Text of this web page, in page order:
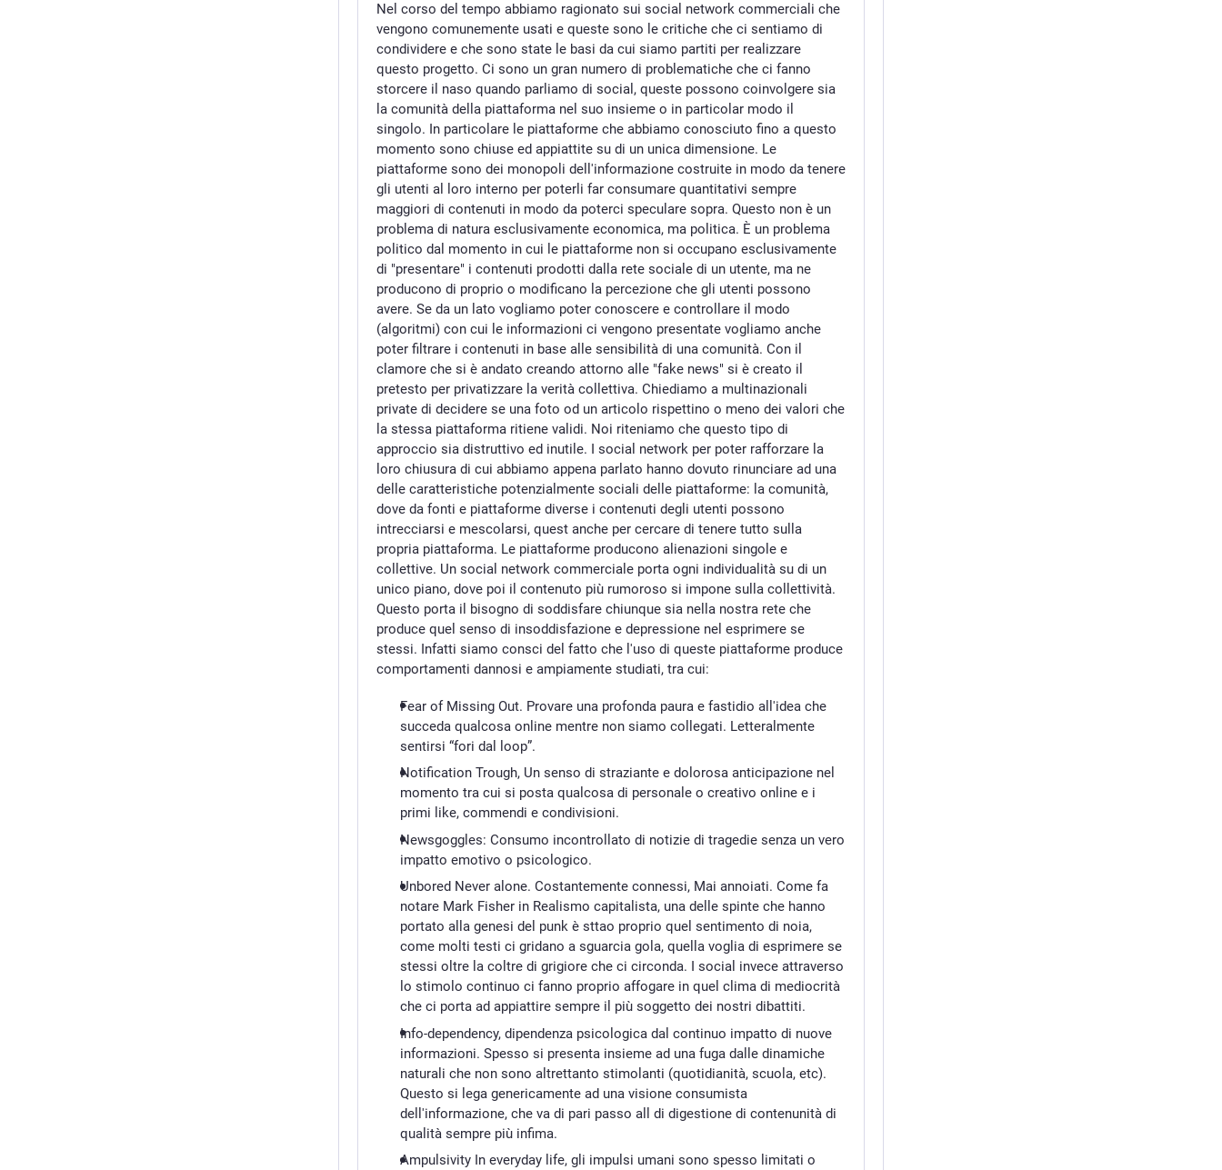
Nel corso del tempo abbiamo ragionato sui social network commerciali che
vengono comunemente usati e queste sono le critiche che ci sentiamo di
condividere e che sono state le basi da cui siamo partiti per realizzare
questo progetto. Ci sono un gran numero di problematiche che ci fanno
storcere il naso quando parliamo di social, queste possono coinvolgere sia
la comunità della piattaforma nel suo insieme o in particolar modo il
singolo. In particolare le piattaforme che abbiamo conosciuto fino a questo
momento sono chiuse ed appiattite su di un unica dimensione. Le
piattaforme sono dei monopoli dell'informazione costruite in modo da tenere
gli utenti al loro interno per poterli far consumare quantitativi sempre
maggiori di contenuti in modo da poterci speculare sopra. Questo non è un
problema di natura esclusivamente economica, ma politica. È un problema
politico dal momento in cui le piattaforme non si occupano esclusivamente
di "presentare" i contenuti prodotti dalla rete sociale di un utente, ma ne
producono di proprio o modificano la percezione che gli utenti possono
avere. Se da un lato vogliamo poter conoscere e controllare il modo
(algoritmi) con cui le informazioni ci vengono presentate vogliamo anche
poter filtrare i contenuti in base alle sensibilità di una comunità. Con il
clamore che si è andato creando attorno alle "fake news" si è creato il
pretesto per privatizzare la verità collettiva. Chiediamo a multinazionali
private di decidere se una foto od un articolo rispettino o meno dei valori che
la stessa piattaforma ritiene validi. Noi riteniamo che questo tipo di
approccio sia distruttivo ed inutile. I social network per poter rafforzare la
loro chiusura di cui abbiamo appena parlato hanno dovuto rinunciare ad una
delle caratteristiche potenzialmente sociali delle piattaforme: la comunità,
dove da fonti e piattaforme diverse i contenuti degli utenti possono
intrecciarsi e mescolarsi, quest anche per cercare di tenere tutto sulla
propria piattaforma. Le piattaforme producono alienazioni singole e
collettive. Un social network commerciale porta ogni individualità su di un
unico piano, dove poi il contenuto più rumoroso si impone sulla collettività.
Questo porta il bisogno di soddisfare chiunque sia nella nostra rete che
produce quel senso di insoddisfazione e depressione nel esprimere se
stessi. Infatti siamo consci del fatto che l'uso di queste piattaforme produce
comportamenti dannosi e ampiamente studiati, tra cui:
Fear of Missing Out. Provare una profonda paura e fastidio all'idea che
succeda qualcosa online mentre non siamo collegati. Letteralmente
sentirsi “fori dal loop”.
Notification Trough, Un senso di straziante e dolorosa anticipazione nel
momento tra cui si posta qualcosa di personale o creativo online e i
primi like, commendi e condivisioni.
Newsgoggles: Consumo incontrollato di notizie di tragedie senza un vero
impatto emotivo o psicologico.
Unbored Never alone. Costantemente connessi, Mai annoiati. Come fa
notare Mark Fisher in Realismo capitalista, una delle spinte che hanno
portato alla genesi del punk è sttao proprio quel sentimento di noia,
come molti testi ci gridano a sguarcia gola, quella voglia di esprimere se
stessi oltre la coltre di grigiore che ci circonda. I social invece attraverso
lo stimolo continuo ci fanno proprio affogare in quel clima di mediocrità
che ci porta ad appiattire sempre il più soggetto dei nostri dibattiti.
Info-dependency, dipendenza psicologica dal continuo impatto di nuove
informazioni. Spesso si presenta insieme ad una fuga dalle dinamiche
naturali che non sono altrettanto stimolanti (quotidianità, scuola, etc).
Questo si lega genericamente ad una visione consumista
dell'informazione, che va di pari passo all di digestione di contenunità di
qualità sempre più infima.
Ampulsivity In everyday life, gli impulsi umani sono spesso limitati o